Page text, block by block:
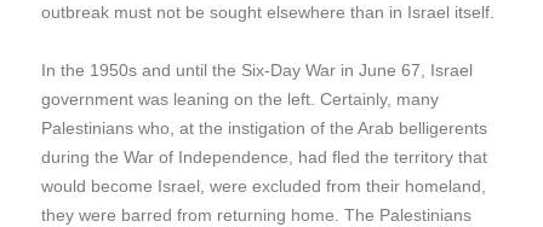
outbreak must not be sought elsewhere than in Israel itself.
In the 1950s and until the Six-Day War in June 67, Israel
government was leaning on the left. Certainly, many
Palestinians who, at the instigation of the Arab belligerents
during the War of Independence, had fled the territory that
would become Israel, were excluded from their homeland,
they were barred from returning home. The Palestinians